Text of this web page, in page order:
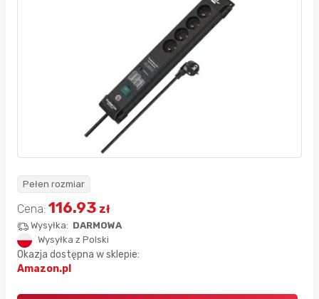
Pełen rozmiar
Cena: 116.93 zł
Wysyłka: DARMOWA
Wysyłka z Polski
Okazja dostępna w sklepie:
Amazon.pl